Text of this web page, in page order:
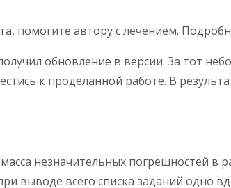
помогите автору с лечением.
обновление в версии. За тот
к проделанной работе. В
незначительных погрешностей
всего списка заданий одно